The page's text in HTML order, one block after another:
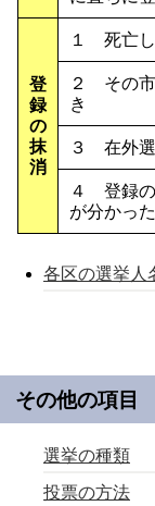
登
録
の
抹
消
１ 死亡し
２ その市
き
３ 在外選
４ 登録の
が分かっ
各区の選挙人
その他の項目
選挙の種類
投票の方法